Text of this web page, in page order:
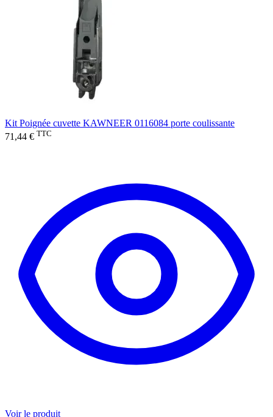
Kit Poignée cuvette KAWNEER 0116084 porte coulissante
71,44 € TTC
Voir le produit